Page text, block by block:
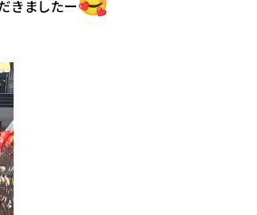
きましたー